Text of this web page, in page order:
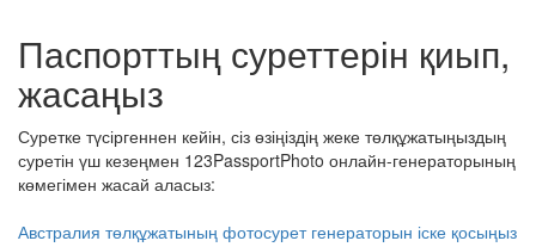
Паспорттың суреттерін қиып,
жасаңыз
Суретке түсіргеннен кейін, сіз өзіңіздің жеке төлқұжатыңыздың
суретін үш кезеңмен 123PassportPhoto онлайн-генераторының
көмегімен жасай аласыз:
Австралия төлқұжатының фотосурет генераторын іске қосыңыз